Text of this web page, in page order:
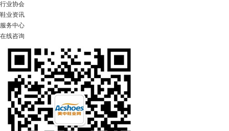
行业协会
鞋业资讯
服务中心
在线咨询